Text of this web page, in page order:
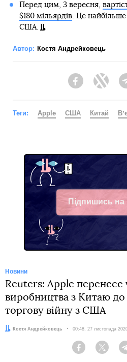
Перед цим, 3 вересня,
$180 мільярдів. Це найбільше
США.
Автор: Костя Андрейковець
Facebook
Теги: Apple США Китай
Підпишись на
Telegram
Новини
Reuters: Apple перенесе
виробництва з Китаю до
торгову війну з США
Автор:Костя Андрейковець Дата:
00:48, 27 листопада
Facebook Twitter